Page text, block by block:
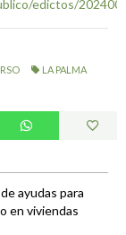
edictos/
LA PALMA
ayudas para
en viviendas